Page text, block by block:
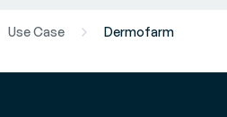
Use Case
Dermofarm